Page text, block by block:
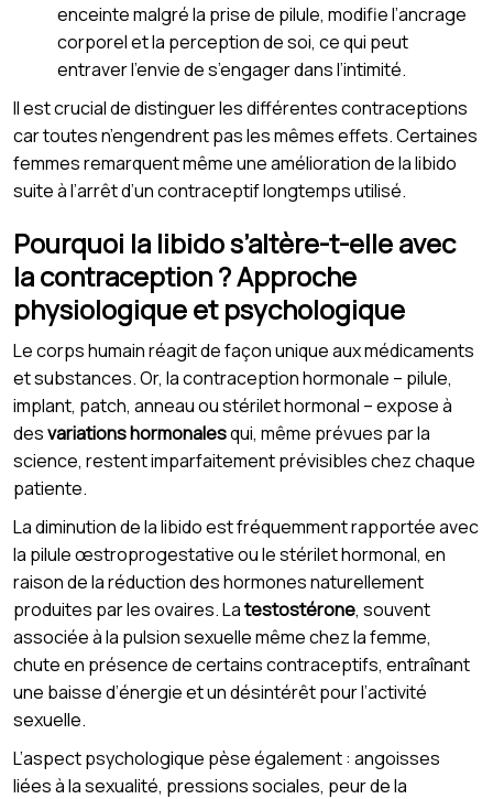
enceinte malgré la prise de pilule, modifie l’ancrage
corporel et la perception de soi, ce qui peut
entraver l’envie de s’engager dans l’intimité.
Il est crucial de distinguer les différentes contraceptions
car toutes n’engendrent pas les mêmes effets. Certaines
femmes remarquent même une amélioration de la libido
suite à l’arrêt d’un contraceptif longtemps utilisé.
Pourquoi la libido s’altère-t-elle avec
la contraception ? Approche
physiologique et psychologique
Le corps humain réagit de façon unique aux médicaments
et substances. Or, la contraception hormonale – pilule,
implant, patch, anneau ou stérilet hormonal – expose à
desvariations hormonalesqui, même prévues par la
science, restent imparfaitement prévisibles chez chaque
patiente.
La diminution de la libido est fréquemment rapportée avec
la pilule œstroprogestative ou le stérilet hormonal, en
raison de la réduction des hormones naturellement
produites par les ovaires. Latestostérone, souvent
associée à la pulsion sexuelle même chez la femme,
chute en présence de certains contraceptifs, entraînant
une baisse d’énergie et un désintérêt pour l’activité
sexuelle.
L’aspect psychologique pèse également : angoisses
liées à la sexualité, pressions sociales, peur de la